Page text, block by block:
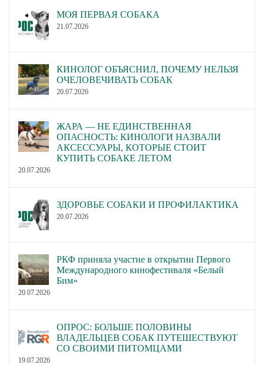
МОЯ ПЕРВАЯ СОБАКА
21.07.2026
КИНОЛОГ ОБЪЯСНИЛ, ПОЧЕМУ НЕЛЬЗЯ
ОЧЕЛОВЕЧИВАТЬ СОБАК
20.07.2026
ЖАРА — НЕ ЕДИНСТВЕННАЯ
ОПАСНОСТЬ: КИНОЛОГИ НАЗВАЛИ
АКСЕССУАРЫ, КОТОРЫЕ СТОИТ
КУПИТЬ СОБАКЕ ЛЕТОМ
20.07.2026
ЗДОРОВЬЕ СОБАКИ И ПРОФИЛАКТИКА
20.07.2026
РКФ приняла участие в открытии Первого
Международного кинофестиваля «Белый
Бим»
20.07.2026
ОПРОС: БОЛЬШЕ ПОЛОВИНЫ
ВЛАДЕЛЬЦЕВ СОБАК ПУТЕШЕСТВУЮТ
СО СВОИМИ ПИТОМЦАМИ
19.07.2026